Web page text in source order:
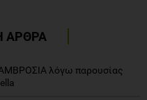
ΑΡΘΡΑ
λόγω παρουσίας